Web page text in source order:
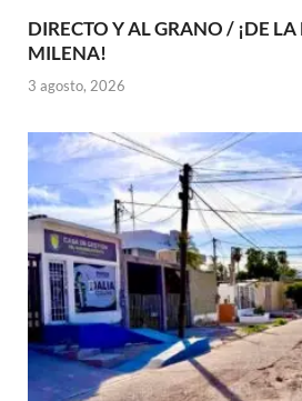
DIRECTO Y AL GRANO / ¡DE
MILENA!
3 agosto, 2026